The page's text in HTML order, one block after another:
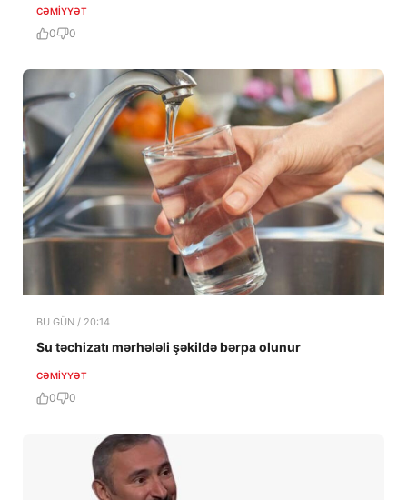
CƏMIYYƏT
0 0
BU GÜN / 20:14
Su təchizatı mərhələli şəkildə bərpa olunur
CƏMIYYƏT
0 0